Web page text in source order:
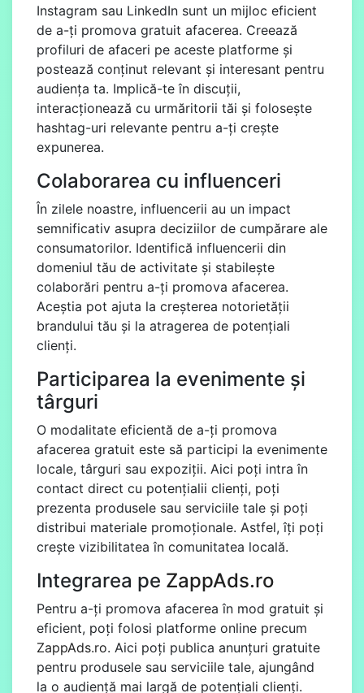
Instagram sau LinkedIn sunt un mijloc eficient
de a-ți promova gratuit afacerea. Creează
profiluri de afaceri pe aceste platforme și
postează conținut relevant și interesant pentru
audiența ta. Implică-te în discuții,
interacționează cu urmăritorii tăi și folosește
hashtag-uri relevante pentru a-ți crește
expunerea.
Colaborarea cu influenceri
În zilele noastre, influencerii au un impact
semnificativ asupra deciziilor de cumpărare ale
consumatorilor. Identifică influencerii din
domeniul tău de activitate și stabilește
colaborări pentru a-ți promova afacerea.
Aceștia pot ajuta la creșterea notorietății
brandului tău și la atragerea de potențiali
clienți.
Participarea la evenimente și
târguri
O modalitate eficientă de a-ți promova
afacerea gratuit este să participi la evenimente
locale, târguri sau expoziții. Aici poți intra în
contact direct cu potențialii clienți, poți
prezenta produsele sau serviciile tale și poți
distribui materiale promoționale. Astfel, îți poți
crește vizibilitatea în comunitatea locală.
Integrarea pe ZappAds.ro
Pentru a-ți promova afacerea în mod gratuit și
eficient, poți folosi platforme online precum
ZappAds.ro. Aici poți publica anunțuri gratuite
pentru produsele sau serviciile tale, ajungând
la o audiență mai largă de potențiali clienți.